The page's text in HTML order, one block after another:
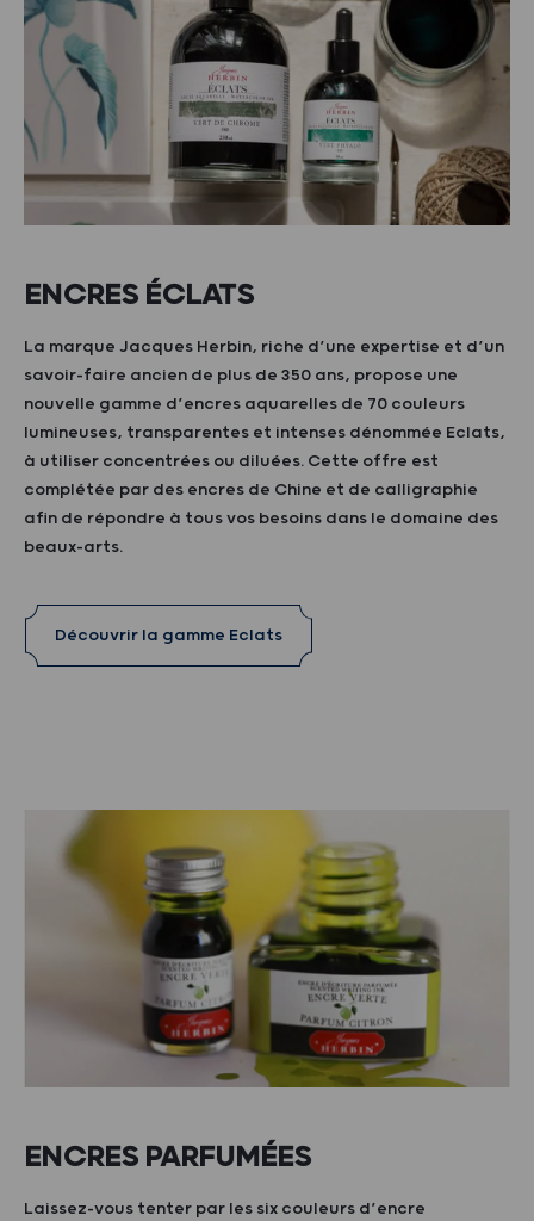
ENCRES ÉCLATS
La marque Jacques Herbin, riche d’une expertise et d’un
savoir-faire ancien de plus de 350 ans, propose une
nouvelle gamme d’encres aquarelles de 70 couleurs
lumineuses, transparentes et intenses dénommée Eclats,
à utiliser concentrées ou diluées. Cette offre est
complétée par des encres de Chine et de calligraphie
afin de répondre à tous vos besoins dans le domaine des
beaux-arts.
Découvrir la gamme Eclats
ENCRES PARFUMÉES
Laissez-vous tenter par les six couleurs d’encre